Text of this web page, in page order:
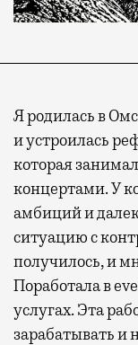
Я родилась в
и устроилась
которая
концертами. У
амбиций и
ситуацию с
получилось, и
Поработала в
услугах. Эта
зарабатывать и